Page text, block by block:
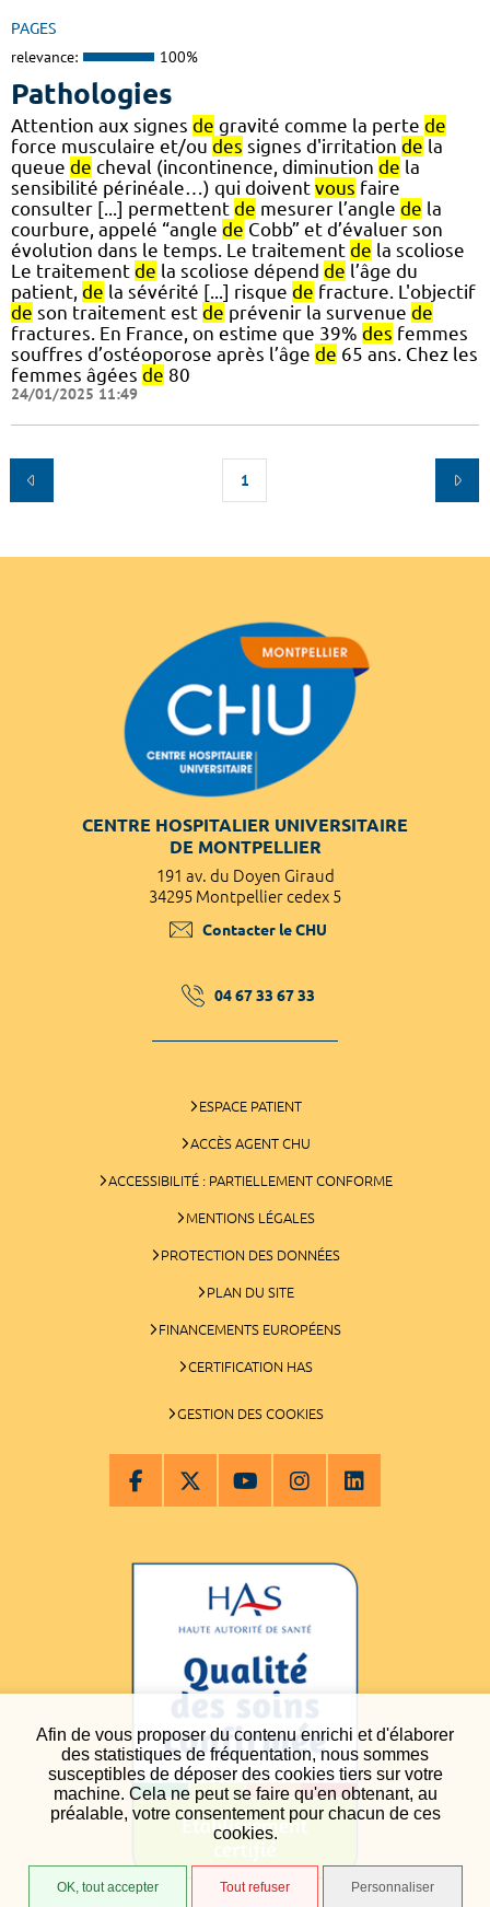
Afin de vous proposer du contenu enrichi et d'élaborer
des statistiques de fréquentation, nous sommes
susceptibles de déposer des cookies tiers sur votre
machine. Cela ne peut se faire qu'en obtenant, au
préalable, votre consentement pour chacun de ces
cookies.
OK, tout accepter Tout refuser Personnaliser
PAGES
relevance: 100%
Pathologies
Attention aux signes de gravité comme la perte de
force musculaire et/ou des signes d'irritation de la
queue de cheval (incontinence, diminution de la
sensibilité périnéale…) qui doivent vous faire
consulter [...] permettent de mesurer l’angle de la
courbure, appelé “angle de Cobb” et d’évaluer son
évolution dans le temps. Le traitement de la scoliose
Le traitement de la scoliose dépend de l’âge du
patient, de la sévérité [...] risque de fracture. L'objectif
de son traitement est de prévenir la survenue de
fractures. En France, on estime que 39% des femmes
souffres d’ostéoporose après l’âge de 65 ans. Chez les
femmes âgées de 80
24/01/2025 11:49
1
CENTRE HOSPITALIER UNIVERSITAIRE
DE MONTPELLIER
191 av. du Doyen Giraud
34295 Montpellier cedex 5
Contacter le CHU
04 67 33 67 33
ESPACE PATIENT
ACCÈS AGENT CHU
ACCESSIBILITÉ : PARTIELLEMENT CONFORME
MENTIONS LÉGALES
PROTECTION DES DONNÉES
PLAN DU SITE
FINANCEMENTS EUROPÉENS
CERTIFICATION HAS
GESTION DES COOKIES